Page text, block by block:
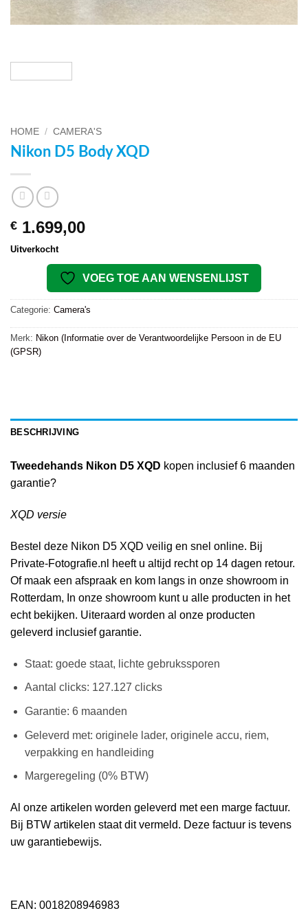
HOME / CAMERA'S
Nikon D5 Body XQD
€ 1.699,00
Uitverkocht
VOEG TOE AAN WENSENLIJST
Categorie: Camera's
Merk: Nikon (Informatie over de Verantwoordelijke Persoon in de EU
(GPSR)
BESCHRIJVING
Tweedehands Nikon D5 XQD kopen inclusief 6 maanden
garantie?
XQD versie
Bestel deze Nikon D5 XQD veilig en snel online. Bij
Private-Fotografie.nl heeft u altijd recht op 14 dagen retour.
Of maak een afspraak en kom langs in onze showroom in
Rotterdam, In onze showroom kunt u alle producten in het
echt bekijken. Uiteraard worden al onze producten
geleverd inclusief garantie.
Staat: goede staat, lichte gebrukssporen
Aantal clicks: 127.127 clicks
Garantie: 6 maanden
Geleverd met: originele lader, originele accu, riem,
verpakking en handleiding
Margeregeling (0% BTW)
Al onze artikelen worden geleverd met een marge factuur.
Bij BTW artikelen staat dit vermeld. Deze factuur is tevens
uw garantiebewijs.
EAN: 0018208946983